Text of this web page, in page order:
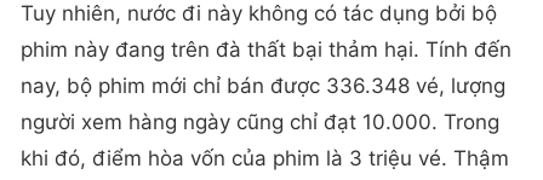
Tuy nhiên, nước đi này không có tác dụng bởi bộ
phim này đang trên đà thất bại thảm hại. Tính đến
nay, bộ phim mới chỉ bán được 336.348 vé, lượng
người xem hàng ngày cũng chỉ đạt 10.000. Trong
khi đó, điểm hòa vốn của phim là 3 triệu vé. Thậm